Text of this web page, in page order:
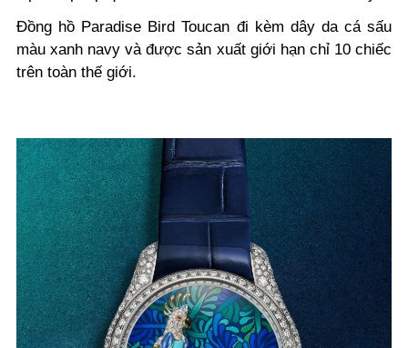
Đồng hồ Paradise Bird Toucan đi kèm dây da cá sấu
màu xanh navy và được sản xuất giới hạn chỉ 10 chiếc
trên toàn thế giới.